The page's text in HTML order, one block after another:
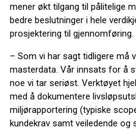
mener økt tilgang til pålitelige
bedre beslutninger i hele
prosjektering til gjennomføring.
– Som vi har sagt tidligere må
masterdata. Vår innsats for å
noe vi tar seriøst. Verktøyet
med å dokumentere
miljørapportering (typiske
kundekrav samt veiledende og